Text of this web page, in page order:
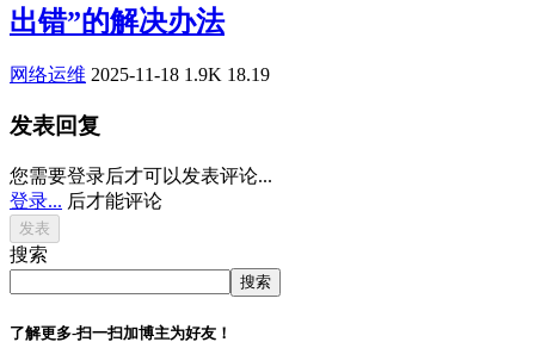
出错”的解决办法
网络运维 2025-11-18 1.9K 18.19
发表回复
您需要登录后才可以发表评论...
登录... 后才能评论
搜索
搜索
了解更多-扫一扫加博主为好友！